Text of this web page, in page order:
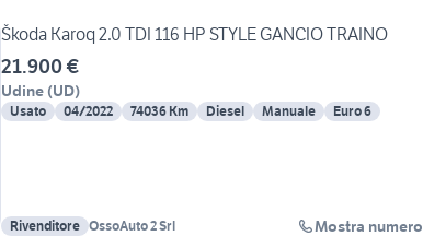
Škoda Karoq 2.0 TDI 116 HP STYLE GANCIO TRAINO
21.900 €
Udine (UD)
Usato 04/2022 74036 Km Diesel Manuale Euro 6
Rivenditore OssoAuto 2 Srl Mostra numero